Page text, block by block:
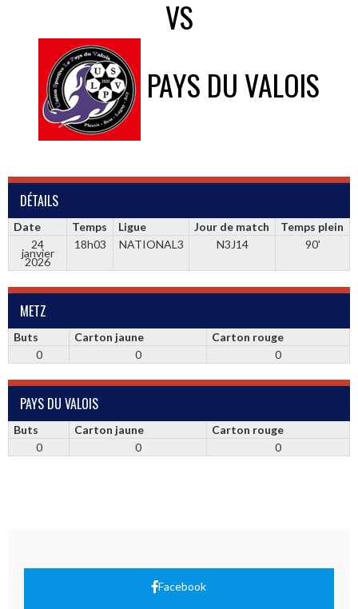
VS
PAYS DU VALOIS
DÉTAILS
Date Temps Ligue Jour de match
Temps plein
24
janvier
2026
18h03 NATIONAL3 N3J14 90'
METZ
Buts Carton jaune
Carton rouge
0
0 0
PAYS DU VALOIS
Buts Carton jaune
Carton rouge
0
0 0
Facebook